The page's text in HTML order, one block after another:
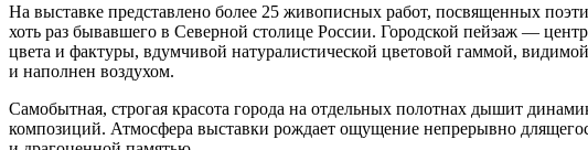
На выставке представлено более 25 живописных работ, посвященных
хоть раз бывавшего в Северной столице России. Городской пейзаж —
цвета и фактуры, вдумчивой натуралистической цветовой гаммой,
и наполнен воздухом.
Самобытная, строгая красота города на отдельных полотнах дышит
композиций. Атмосфера выставки рождает ощущение непрерывно